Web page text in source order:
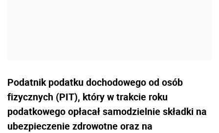
Podatnik podatku dochodowego od osób
fizycznych (PIT), który w trakcie roku
podatkowego opłacał samodzielnie składki na
ubezpieczenie zdrowotne oraz na